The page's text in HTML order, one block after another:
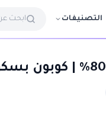
التصنيفات